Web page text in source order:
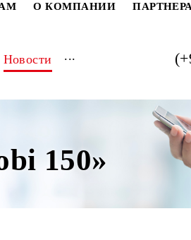
О КОМПАНИИ
Новости
150»